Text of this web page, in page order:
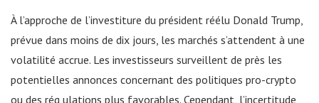
À l’approche de l’investiture du président réélu Donald Trump,
prévue dans moins de dix jours, les marchés s’attendent à une
volatilité accrue. Les investisseurs surveillent de près les
potentielles annonces concernant des politiques pro-crypto
ou des rég ulations plus favorables. Cependant, l’incertitude